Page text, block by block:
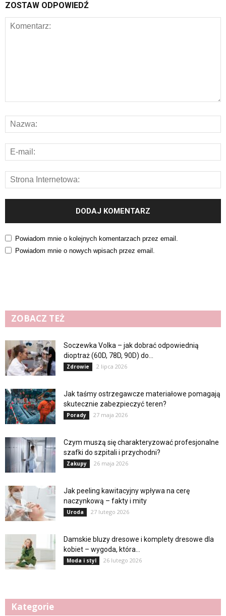
ZOSTAW ODPOWIEDŹ
Powiadom mnie o kolejnych komentarzach przez email.
Powiadom mnie o nowych wpisach przez email.
ZOBACZ TEŻ
Soczewka Volka – jak dobrać odpowiednią
dioptraż (60D, 78D, 90D) do...
Zdrowie 2 lipca 2026
Jak taśmy ostrzegawcze materiałowe pomagają
skutecznie zabezpieczyć teren?
Porady 27 maja 2026
Czym muszą się charakteryzować profesjonalne
szafki do szpitali i przychodni?
Zakupy 26 maja 2026
Jak peeling kawitacyjny wpływa na cerę
naczynkową – fakty i mity
Uroda 27 lutego 2026
Damskie bluzy dresowe i komplety dresowe dla
kobiet – wygoda, która...
Moda i styl 26 lutego 2026
Kategorie